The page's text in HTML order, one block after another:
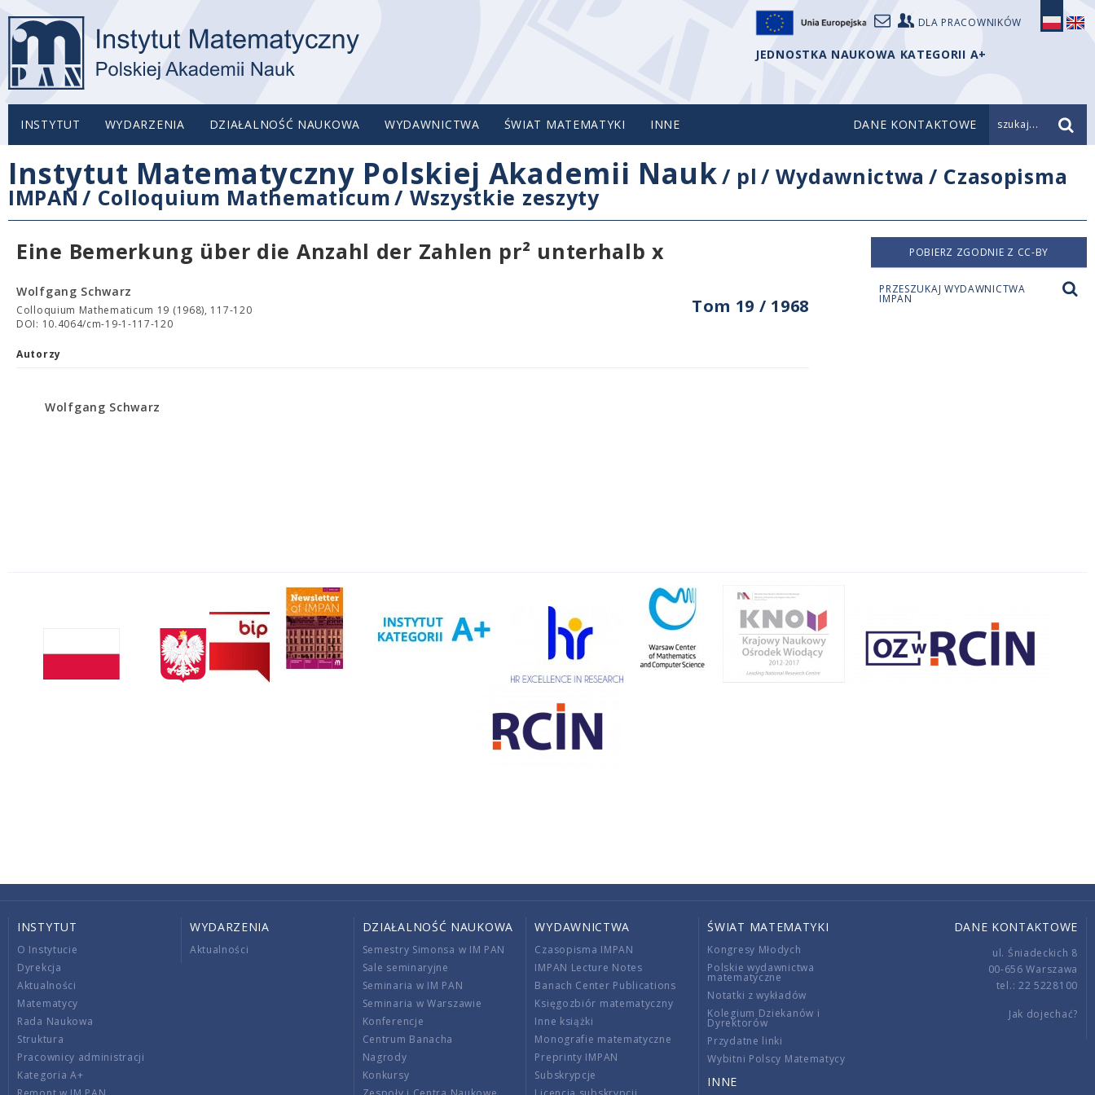
DLA PRACOWNIKÓW
JEDNOSTKA NAUKOWA KATEGORII A+
INSTYTUT WYDARZENIA DZIAŁALNOŚĆ NAUKOWA WYDAWNICTWA ŚWIAT MATEMATYKI INNE DANE KONTAKTOWE szukaj...
Instytut Matematyczny Polskiej Akademii Nauk/ pl /Wydawnictwa / Czasopisma
IMPAN / Colloquium Mathematicum/ Wszystkie zeszyty
Eine Bemerkung über die Anzahl der Zahlen pr² unterhalb x
Tom 19 / 1968
Wolfgang Schwarz
Colloquium Mathematicum 19 (1968), 117-120
DOI: 10.4064/cm-19-1-117-120
Autorzy
Wolfgang Schwarz
POBIERZ ZGODNIE Z CC-BY
PRZESZUKAJ WYDAWNICTWA
IMPAN
INSTYTUT
O Instytucie
Dyrekcja
Aktualności
Matematycy
Rada Naukowa
Struktura
Pracownicy administracji
Kategoria A+
WYDARZENIA
Aktualności
DZIAŁALNOŚĆ NAUKOWA
Semestry Simonsa w IM PAN
Sale seminaryjne
Seminaria w IM PAN
Seminaria w Warszawie
Konferencje
Centrum Banacha
Nagrody
Konkursy
WYDAWNICTWA
Czasopisma IMPAN
IMPAN Lecture Notes
Banach Center Publications
Księgozbiór matematyczny
Inne książki
Monografie matematyczne
Preprinty IMPAN
Subskrypcje
ŚWIAT MATEMATYKI
Kongresy Młodych
Polskie wydawnictwa
matematyczne
Notatki z wykładów
Kolegium Dziekanów i
Dyrektorów
Przydatne linki
Wybitni Polscy Matematycy
INNE
DANE KONTAKTOWE
ul. Śniadeckich 8
00-656 Warszawa
tel.: 22 5228100
Jak dojechać?